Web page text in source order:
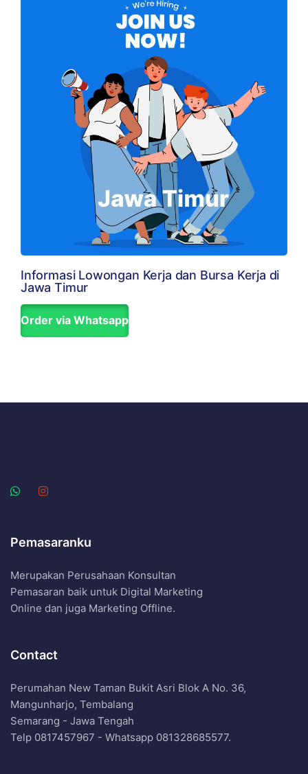
Informasi Lowongan Kerja dan Bursa Kerja di
Jawa Timur
Order via Whatsapp
Pemasaranku
Merupakan Perusahaan Konsultan
Pemasaran baik untuk Digital Marketing
Online dan juga Marketing Offline.
Contact
Perumahan New Taman Bukit Asri Blok A No. 36,
Mangunharjo, Tembalang
Semarang - Jawa Tengah
Telp 0817457967 - Whatsapp 081328685577.